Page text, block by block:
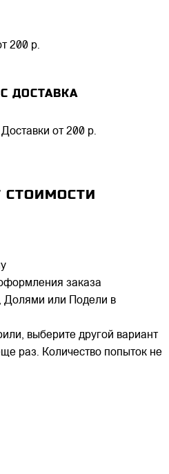
200 р.
ДОСТАВКА
от 200 р.
СТОИМОСТИ
заказа
Долями или Подели в
выберите другой вариант
раз. Количество попыток не